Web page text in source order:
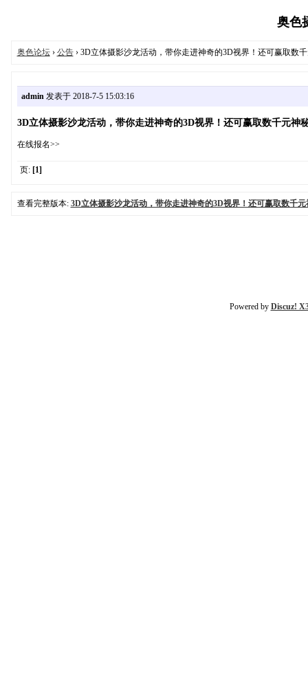
奥色
奥色论坛› 公告› 3D立体摄影沙龙活动，带你走进神奇的3D视界！还可赢取数
admin发表于 2018-7-5 15:03:16
3D立体摄影沙龙活动，带你走进神奇的3D视界！还可赢取数千元神
在线报名>>
页: [1]
查看完整版本: 3D立体摄影沙龙活动，带你走进神奇的3D视界！还可赢取数千元
Powered by Discuz!